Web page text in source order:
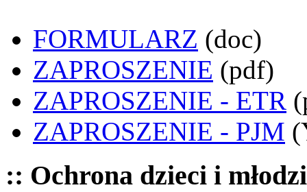
FORMULARZ (doc)
ZAPROSZENIE (pdf)
ZAPROSZENIE - ETR
ZAPROSZENIE - PJM
:: Ochrona dzieci i